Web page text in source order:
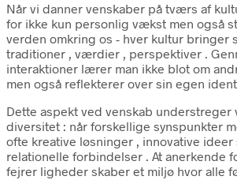
Når vi danner venskaber på tværs af
for ikke kun personlig vækst men også
verden omkring os - hver kultur bringer
traditioner , værdier , perspektiver .
interaktioner lærer man ikke blot om
men også reflekterer over sin egen
Dette aspekt ved venskab
diversitet : når forskellige synspunkter
ofte kreative løsninger , innovative ideer
relationelle forbindelser . At anerkende
fejrer ligheder skaber et miljø hvor alle